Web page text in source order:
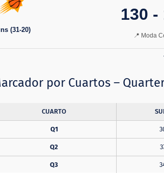
(31-20)
130 -
📍 Moda
por Cuartos –
CUARTO
Q1
Q2
Q3